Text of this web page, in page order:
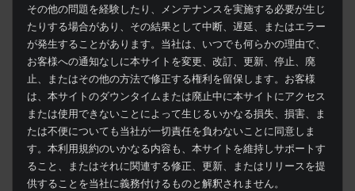
その他の問題を経験したり、メンテナンスを実施する必要が生じ
たりする場合があり、その結果として中断、遅延、またはエラー
が発生することがあります。当社は、いつでも何らかの理由で、
お客様への通知なしに本サイトを変更、改訂、更新、停止、廃
止、またはその他の方法で修正する権利を留保します。お客様
は、本サイトのダウンタイムまたは廃止中に本サイトにアクセス
または使用できないことによって生じるいかなる損失、損害、ま
たは不便についても当社が一切責任を負わないことに同意しま
す。本利用規約のいかなる内容も、本サイトを維持しサポートす
ること、またはそれに関連する修正、更新、またはリリースを提
供することを当社に義務付けるものと解釈されません。